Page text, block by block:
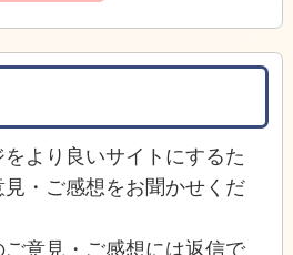
より良いサイトにするた
・ご感想をお聞かせくだ
意見・ご感想には返信で